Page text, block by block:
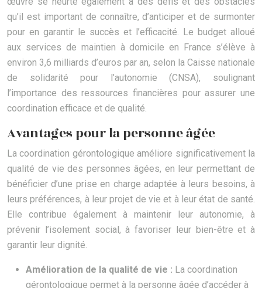
qu’il est important de connaître, d’anticiper et de surmonter
pour en garantir le succès et l’efficacité. Le budget alloué
aux services de maintien à domicile en France s’élève à
environ 3,6 milliards d’euros par an, selon la Caisse nationale
de solidarité pour l’autonomie (CNSA), soulignant
l’importance des ressources financières pour assurer une
coordination efficace et de qualité.
Avantages pour la personne âgée
La coordination gérontologique améliore significativement la
qualité de vie des personnes âgées, en leur permettant de
bénéficier d’une prise en charge adaptée à leurs besoins, à
leurs préférences, à leur projet de vie et à leur état de santé.
Elle contribue également à maintenir leur autonomie, à
prévenir l’isolement social, à favoriser leur bien-être et à
garantir leur dignité.
Amélioration de la qualité de vie : La coordination
gérontologique permet à la personne âgée d’accéder à